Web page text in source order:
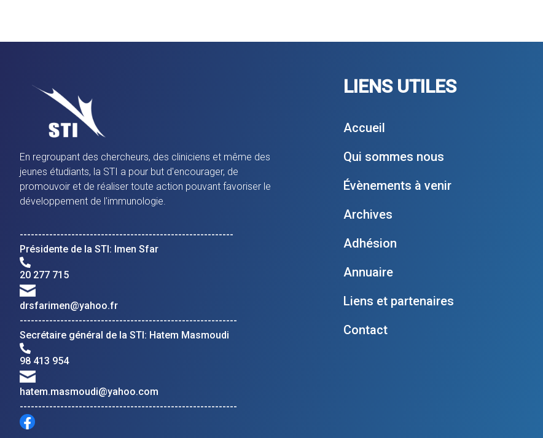
En regroupant des chercheurs, des cliniciens et même des
jeunes étudiants, la STI a pour but d'encourager, de
promouvoir et de réaliser toute action pouvant favoriser le
développement de l'immunologie.
----------------------------------------------------------
Présidente de la STI: Imen Sfar
20 277 715
drsfarimen@yahoo.fr
-----------------------------------------------------------
Secrétaire général de la STI: Hatem Masmoudi
98 413 954
hatem.masmoudi@yahoo.com
-----------------------------------------------------------
LIENS UTILES
Accueil
Qui sommes nous
Évènements à venir
Archives
Adhésion
Annuaire
Liens et partenaires
Contact